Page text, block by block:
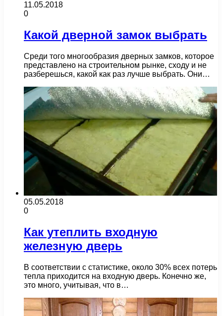
11.05.2018
0
Какой дверной замок выбрать
Среди того многообразия дверных замков, которое
представлено на строительном рынке, сходу и не
разберешься, какой как раз лучше выбрать. Они…
05.05.2018
0
Как утеплить входную
железную дверь
В соответствии с статистике, около 30% всех потерь
тепла приходится на входную дверь. Конечно же,
это много, учитывая, что в…